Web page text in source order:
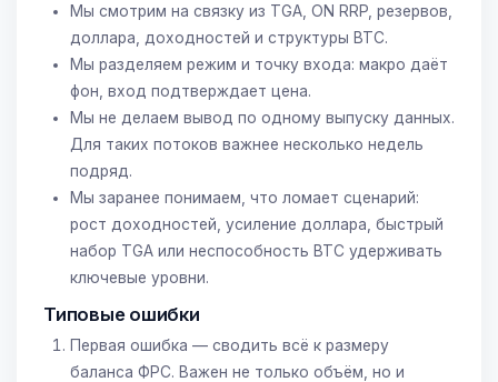
Мы смотрим на связку из TGA, ON RRP, резервов,
доллара, доходностей и структуры BTC.
Мы разделяем режим и точку входа: макро даёт
фон, вход подтверждает цена.
Мы не делаем вывод по одному выпуску данных.
Для таких потоков важнее несколько недель
подряд.
Мы заранее понимаем, что ломает сценарий:
рост доходностей, усиление доллара, быстрый
набор TGA или неспособность BTC удерживать
ключевые уровни.
Типовые ошибки
Первая ошибка — сводить всё к размеру
баланса ФРС. Важен не только объём, но и